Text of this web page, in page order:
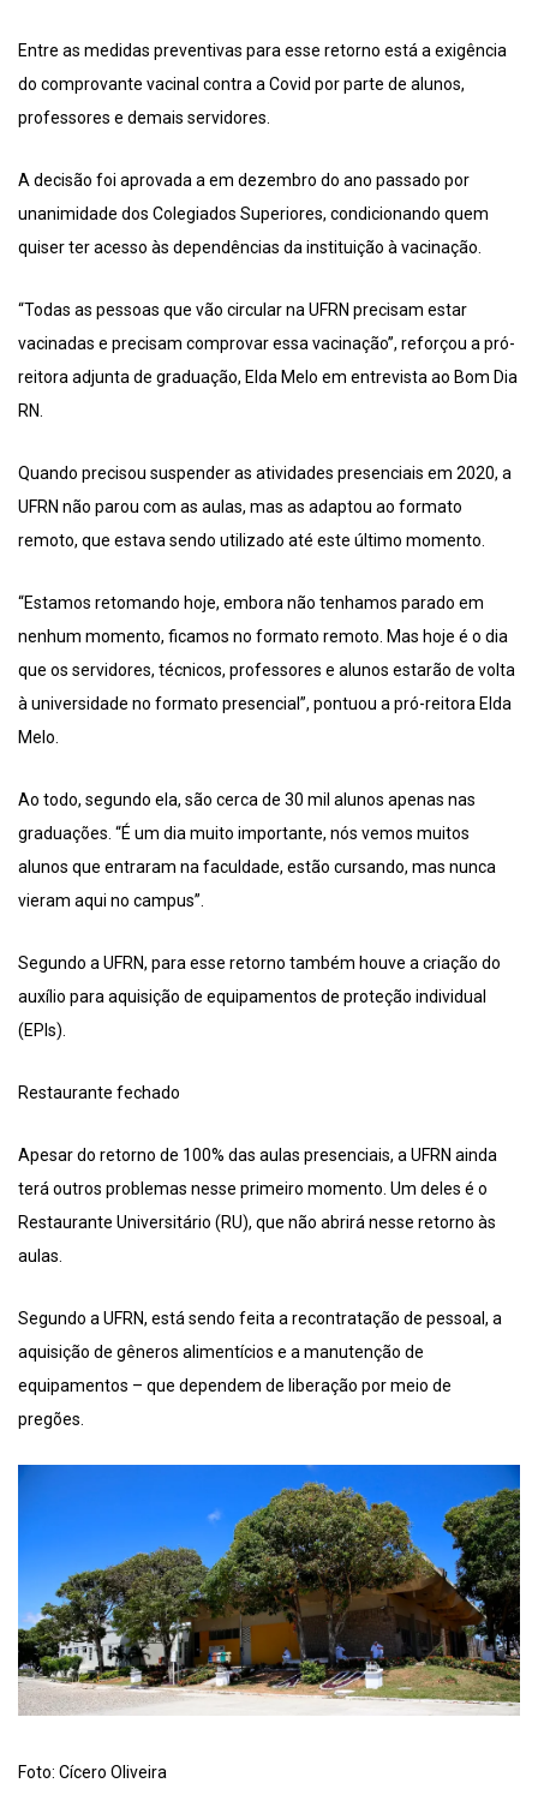
Entre as medidas preventivas para esse retorno está a exigência
do comprovante vacinal contra a Covid por parte de alunos,
professores e demais servidores.
A decisão foi aprovada a em dezembro do ano passado por
unanimidade dos Colegiados Superiores, condicionando quem
quiser ter acesso às dependências da instituição à vacinação.
“Todas as pessoas que vão circular na UFRN precisam estar
vacinadas e precisam comprovar essa vacinação”, reforçou a pró-
reitora adjunta de graduação, Elda Melo em entrevista ao Bom Dia
RN.
Quando precisou suspender as atividades presenciais em 2020, a
UFRN não parou com as aulas, mas as adaptou ao formato
remoto, que estava sendo utilizado até este último momento.
“Estamos retomando hoje, embora não tenhamos parado em
nenhum momento, ficamos no formato remoto. Mas hoje é o dia
que os servidores, técnicos, professores e alunos estarão de volta
à universidade no formato presencial”, pontuou a pró-reitora Elda
Melo.
Ao todo, segundo ela, são cerca de 30 mil alunos apenas nas
graduações. “É um dia muito importante, nós vemos muitos
alunos que entraram na faculdade, estão cursando, mas nunca
vieram aqui no campus”.
Segundo a UFRN, para esse retorno também houve a criação do
auxílio para aquisição de equipamentos de proteção individual
(EPIs).
Restaurante fechado
Apesar do retorno de 100% das aulas presenciais, a UFRN ainda
terá outros problemas nesse primeiro momento. Um deles é o
Restaurante Universitário (RU), que não abrirá nesse retorno às
aulas.
Segundo a UFRN, está sendo feita a recontratação de pessoal, a
aquisição de gêneros alimentícios e a manutenção de
equipamentos – que dependem de liberação por meio de
pregões.
Foto: Cícero Oliveira